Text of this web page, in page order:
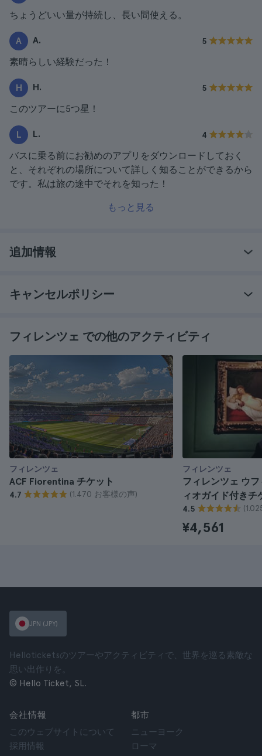
ちょうどいい量が持続し、長い間使える。
A A. 5
素晴らしい経験だった！
H H. 5
このツアーに5つ星！
L L. 4
バスに乗る前にお勧めのアプリをダウンロードしておく
と、それぞれの場所について詳しく知ることができるから
です。私は旅の途中でそれを知った！
もっと見る
追加情報
キャンセルポリシー
フィレンツェ での他のアクティビティ
フィレンツェ
ACF Fiorentina チケット
4.7 (1.470 お客様の声)
フィレンツェ
フィレンツェ ウ
ィオガイド付きチ
4.5
¥4,561
JPN (JPY)
Helloticketsのツアーやアクティビティで、世界を巡る素敵な
思い出作りを。
© Hello Ticket, SL.
会社情報
このウェブサイトについて
採用情報
都市
ニューヨーク
ローマ